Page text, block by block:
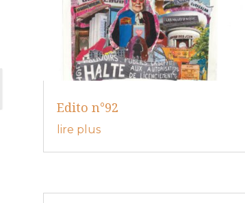
Edito n°92
lire plus